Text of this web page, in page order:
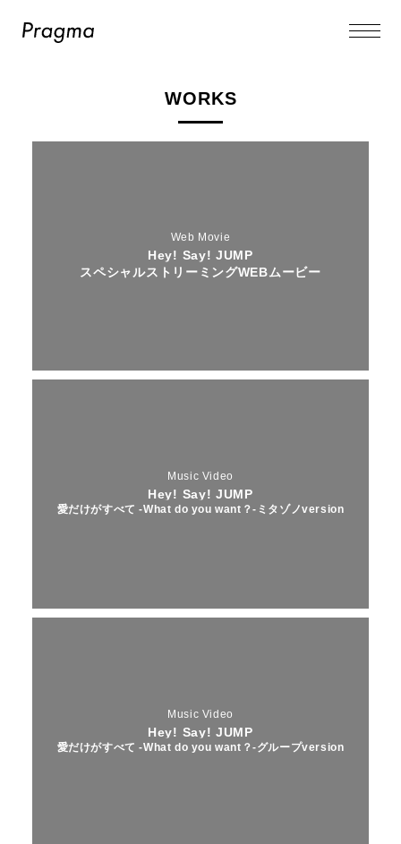
WORKS
Web Movie
Hey! Say! JUMP
スペシャルストリーミングWEBムービー
Music Video
Hey! Say! JUMP
愛だけがすべて -What do you want？-ミタゾノversion
Music Video
Hey! Say! JUMP
愛だけがすべて -What do you want？-グループversion